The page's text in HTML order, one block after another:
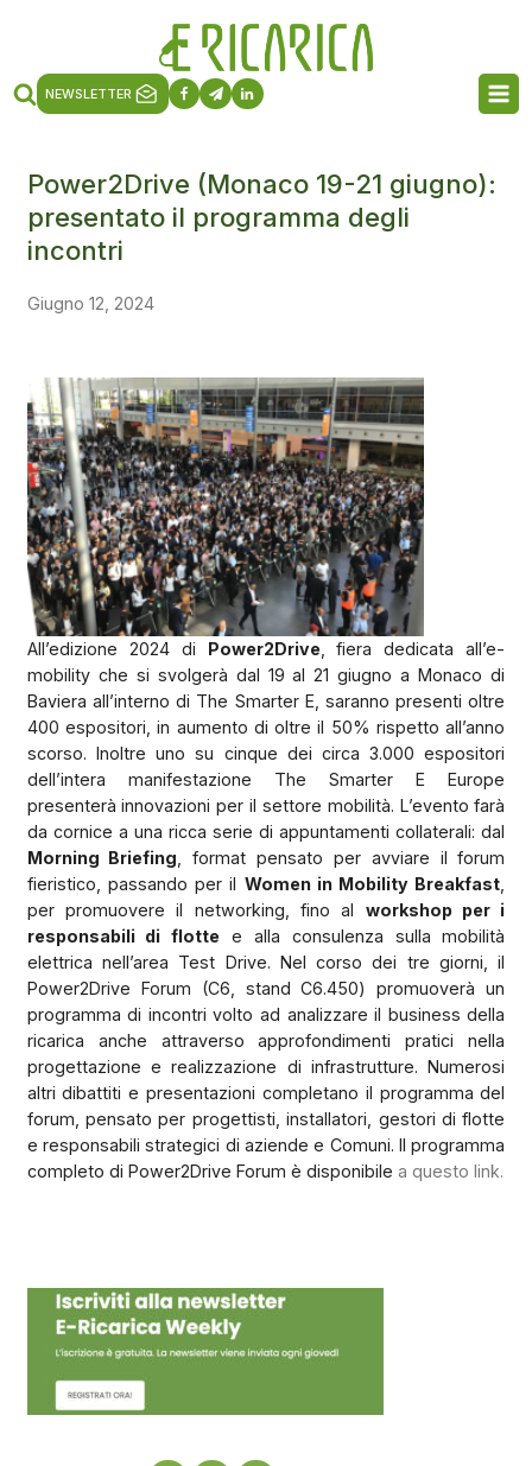
NEWSLETTER
Power2Drive (Monaco 19-21 giugno):
presentato il programma degli
incontri
Giugno 12, 2024
All’edizione 2024 di Power2Drive , fiera dedicata all’e-
mobility che si svolgerà dal 19 al 21 giugno a Monaco di
Baviera all’interno di The Smarter E, saranno presenti oltre
400 espositori, in aumento di oltre il 50% rispetto all’anno
scorso. Inoltre uno su cinque dei circa 3.000 espositori
dell’intera manifestazione The Smarter E Europe
presenterà innovazioni per il settore mobilità. L’evento farà
da cornice a una ricca serie di appuntamenti collaterali: dal
Morning Briefing , format pensato per avviare il forum
fieristico, passando per il Women in Mobility Breakfast
per promuovere il networking, fino al workshop per i
responsabili di flotte e alla consulenza sulla mobilità
elettrica nell’area Test Drive. Nel corso dei tre giorni, il
Power2Drive Forum (C6, stand C6.450) promuoverà un
programma di incontri volto ad analizzare il business della
ricarica anche attraverso approfondimenti pratici nella
progettazione e realizzazione di infrastrutture. Numerosi
altri dibattiti e presentazioni completano il programma del
forum, pensato per progettisti, installatori, gestori di flotte
e responsabili strategici di aziende e Comuni. Il programma
completo di Power2Drive Forum è disponibile a questo link.